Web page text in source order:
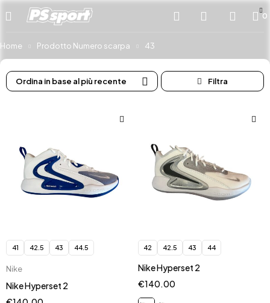
0
Home Prodotto Numero scarpa 43
Ordina in base al più recente
41 42.5 43 44.5
Nike
Nike Hyperset 2
42 42.5 43 44
Nike Hyperset 2
€140.00